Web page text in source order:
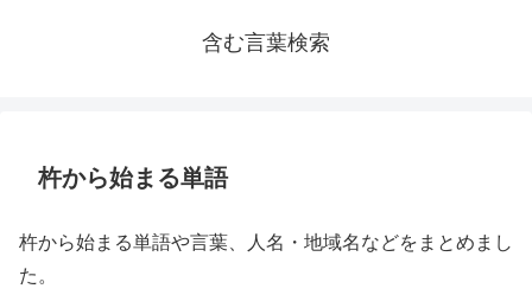
含む言葉検索
杵から始まる単語
杵から始まる単語や言葉、人名・地域名などをまとめまし
た。